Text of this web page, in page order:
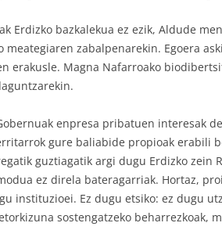
Erdizko bazkalekua ez ezik, Aldude
meategiaren zabalpenarekin. Egoera
erakusle. Magna Nafarroako
enpresa pribatuen interesak
gure baliabide propioak erabili
guztiagatik argi dugu Erdizko zein
ez direla bateragarriak. Hortaz,
instituzioei. Ez dugu etsiko: ez dugu
sostengatzeko beharrezkoak,